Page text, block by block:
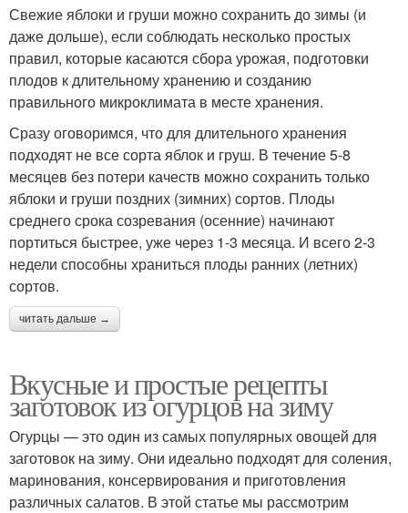
Свежие яблоки и груши можно сохранить до зимы (и
даже дольше), если соблюдать несколько простых
правил, которые касаются сбора урожая, подготовки
плодов к длительному хранению и созданию
правильного микроклимата в месте хранения.
Сразу оговоримся, что для длительного хранения
подходят не все сорта яблок и груш. В течение 5-8
месяцев без потери качеств можно сохранить только
яблоки и груши поздних (зимних) сортов. Плоды
среднего срока созревания (осенние) начинают
портиться быстрее, уже через 1-3 месяца. И всего 2-3
недели способны храниться плоды ранних (летних)
сортов.
читать дальше →
Вкусные и простые рецепты
заготовок из огурцов на зиму
Огурцы — это один из самых популярных овощей для
заготовок на зиму. Они идеально подходят для соления,
маринования, консервирования и приготовления
различных салатов. В этой статье мы рассмотрим